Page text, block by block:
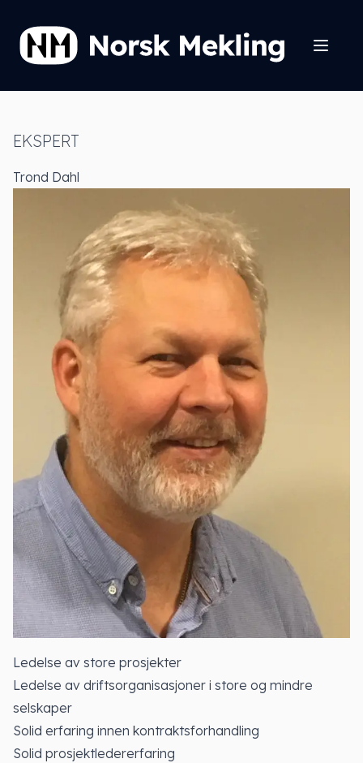
EKSPERT
Trond Dahl
Ledelse av store prosjekter
Ledelse av driftsorganisasjoner i store og mindre
selskaper
Solid erfaring innen kontraktsforhandling
Solid prosjektledererfaring